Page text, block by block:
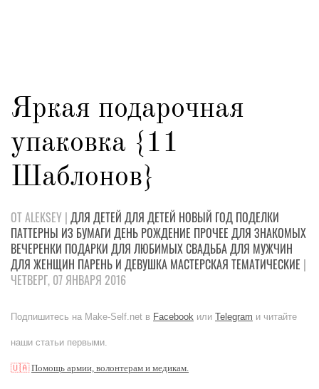
Яркая подарочная
упаковка {11
Шаблонов}
ОТ ALEKSEY | ДЛЯ ДЕТЕЙ ДЛЯ ДЕТЕЙ НОВЫЙ ГОД ПОДЕЛКИ
ПАТТЕРНЫ ИЗ БУМАГИ ДЕНЬ РОЖДЕНИЕ ПРОЧЕЕ ДЛЯ ЗНАКОМЫХ
ВЕЧЕРЕНКИ ПОДАРКИ ДЛЯ ЛЮБИМЫХСВАДЬБАДЛЯ МУЖЧИН
ДЛЯ ЖЕНЩИН ПАРЕНЬ И ДЕВУШКА МАСТЕРСКАЯ ТЕМАТИЧЕСКИЕ |
ЧЕТВЕРГ, 07 ЯНВАРЯ 2016
Подпишитесь на Make-Self.net в Facebook или Telegram и читайте
наши статьи первыми.
🇺🇦Помощь армии, волонтерам и медикам.